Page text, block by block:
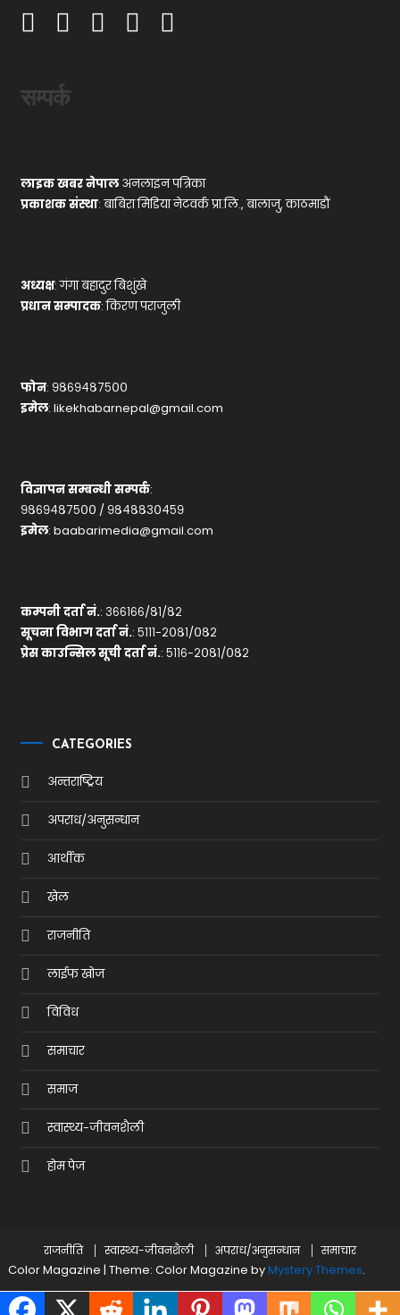
सम्पर्क
लाइक खबर नेपाल अनलाइन पत्रिका
प्रकाशक संस्था: बाबिरा मिडिया नेटवर्क प्रा.लि., बालाजु, काठमाडौं
अध्यक्ष: गंगा बहादुर बिशुंखे
प्रधान सम्पादक: किरण पराजुली
फोन: ९८६९४८७५००
इमेल:likekhabarnepal@gmail.com
विज्ञापन सम्बन्धी सम्पर्क:
९८६९४८७५०० / ९८४८८३०४५९
इमेल:baabarimedia@gmail.com
कम्पनी दर्ता नं.: ३६६१६६/८१/८२
सूचना विभाग दर्ता नं.: ५१११-२०८१/०८२
प्रेस काउन्सिल सूची दर्ता नं.: ५११६-२०८१/०८२
CATEGORIES
अन्तराष्ट्रिय
अपराध/अनुसन्धान
आर्थीक
खेल
राजनीति
लाईफ खोज
विविध
समाचार
समाज
स्वास्थ्य-जीवनशैली
होम पेज
राजनीति स्वास्थ्य-जीवनशैली अपराध/अनुसन्धान समाचार
Color Magazine | Theme: Color Magazine byMystery Themes.